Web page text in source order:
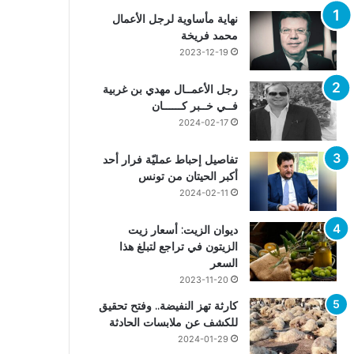
نهاية مأساوية لرجل الأعمال
محمد فريخة
2023-12-19
رجل الأعمــال مهدي بن غربية
فــي خــبر كــــــان
2024-02-17
تفاصيل إحباط عمليّة فرار أحد
أكبر الحيتان من تونس
2024-02-11
ديوان الزيت: أسعار زيت
الزيتون في تراجع لتبلغ هذا
السعر
2023-11-20
كارثة تهز النفيضة.. وفتح تحقيق
للكشف عن ملابسات الحادثة
2024-01-29